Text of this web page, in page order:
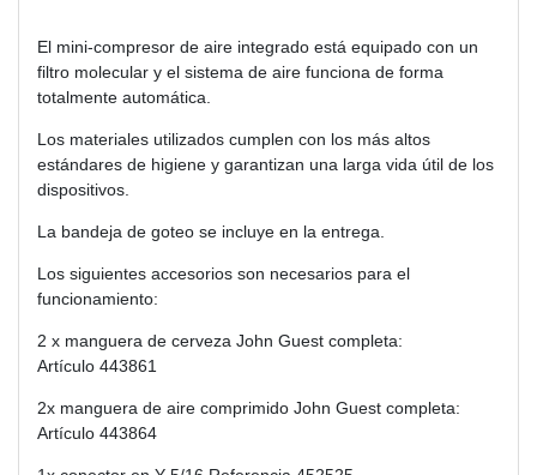
El mini-compresor de aire integrado está equipado con un
filtro molecular y el sistema de aire funciona de forma
totalmente automática.
Los materiales utilizados cumplen con los más altos
estándares de higiene y garantizan una larga vida útil de los
dispositivos.
La bandeja de goteo se incluye en la entrega.
Los siguientes accesorios son necesarios para el
funcionamiento:
2 x manguera de cerveza John Guest completa:
Artículo 443861
2x manguera de aire comprimido John Guest completa:
Artículo 443864